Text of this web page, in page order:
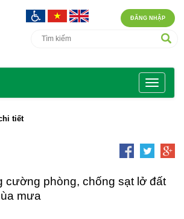
ĐĂNG NHẬP
tiết
cường phòng, chống sạt lở đất
mưa